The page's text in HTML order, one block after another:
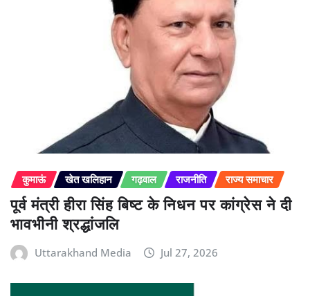
कुमाऊं खेत खलिहान गढ़वाल राजनीति राज्य समाचार
पूर्व मंत्री हीरा सिंह बिष्ट के निधन पर कांग्रेस ने दी
भावभीनी श्रद्धांजलि
Uttarakhand Media Jul 27, 2026